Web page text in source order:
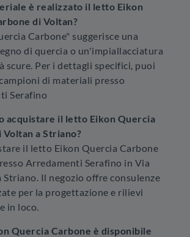
è realizzato il letto Eikon
di Voltan?
Carbone" suggerisce una
di quercia o un'impiallacciatura
scure. Per i dettagli specifici, puoi
di materiali presso
Serafino
acquistare il letto Eikon Quercia
Voltan a Striano?
il letto Eikon Quercia Carbone
Arredamenti Serafino in Via
Striano. Il negozio offre consulenze
per la progettazione e rilievi
in loco.
Quercia Carbone è disponibile